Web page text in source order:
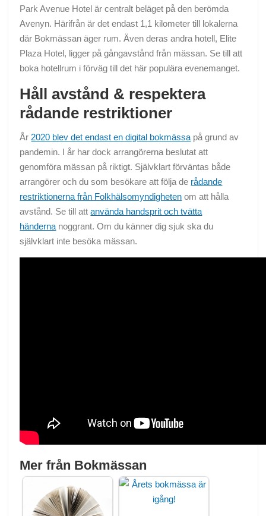
Park Avenue Hotel är centralt beläget på den berömda
Avenyn. Härifrån är det endast 1,1 kilometer till lokalerna
där Bokmässan äger rum. Även deras andra hotell, Elite
Plaza Hotel, ligger på gångavstånd från mässan. Se till att
boka hotellrum i förväg till det här populära evenemanget.
Håll avstånd & respektera
rådande restriktioner
År 2020 blev det endast en digital bokmässa på grund av
pandemin. I år har dock arrangörerna beslutat att
genomföra mässan på riktigt. Självklart förväntas både
arrangörer och du som besökare att följa de rådande
restriktionerna från Folkhälsomyndigheten om att hålla
avstånd. Se till attanvända handsprit och tvätta
händerna noggrant. Om du känner dig sjuk ska du
självklart inte besöka mässan.
Mer från Bokmässan